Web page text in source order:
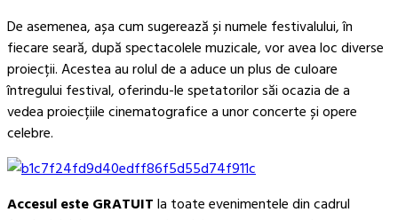
De asemenea, așa cum sugerează și numele festivalului, în
fiecare seară, după spectacolele muzicale, vor avea loc diverse
proiecții. Acestea au rolul de a aduce un plus de culoare
întregului festival, oferindu-le spetatorilor săi ocazia de a
vedea proiecțiile cinematografice a unor concerte și opere
celebre.
Accesul este GRATUIT la toate evenimentele din cadrul